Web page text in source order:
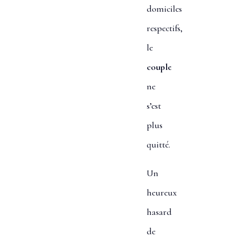
domiciles
respectifs,
le
couple
ne
s’est
plus
quitté.
Un
heureux
hasard
de